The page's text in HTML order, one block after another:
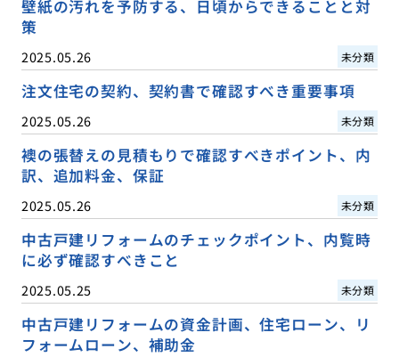
壁紙の汚れを予防する、日頃からできることと対
策
2025.05.26 未分類
注文住宅の契約、契約書で確認すべき重要事項
2025.05.26 未分類
襖の張替えの見積もりで確認すべきポイント、内
訳、追加料金、保証
2025.05.26 未分類
中古戸建リフォームのチェックポイント、内覧時
に必ず確認すべきこと
2025.05.25 未分類
中古戸建リフォームの資金計画、住宅ローン、リ
フォームローン、補助金